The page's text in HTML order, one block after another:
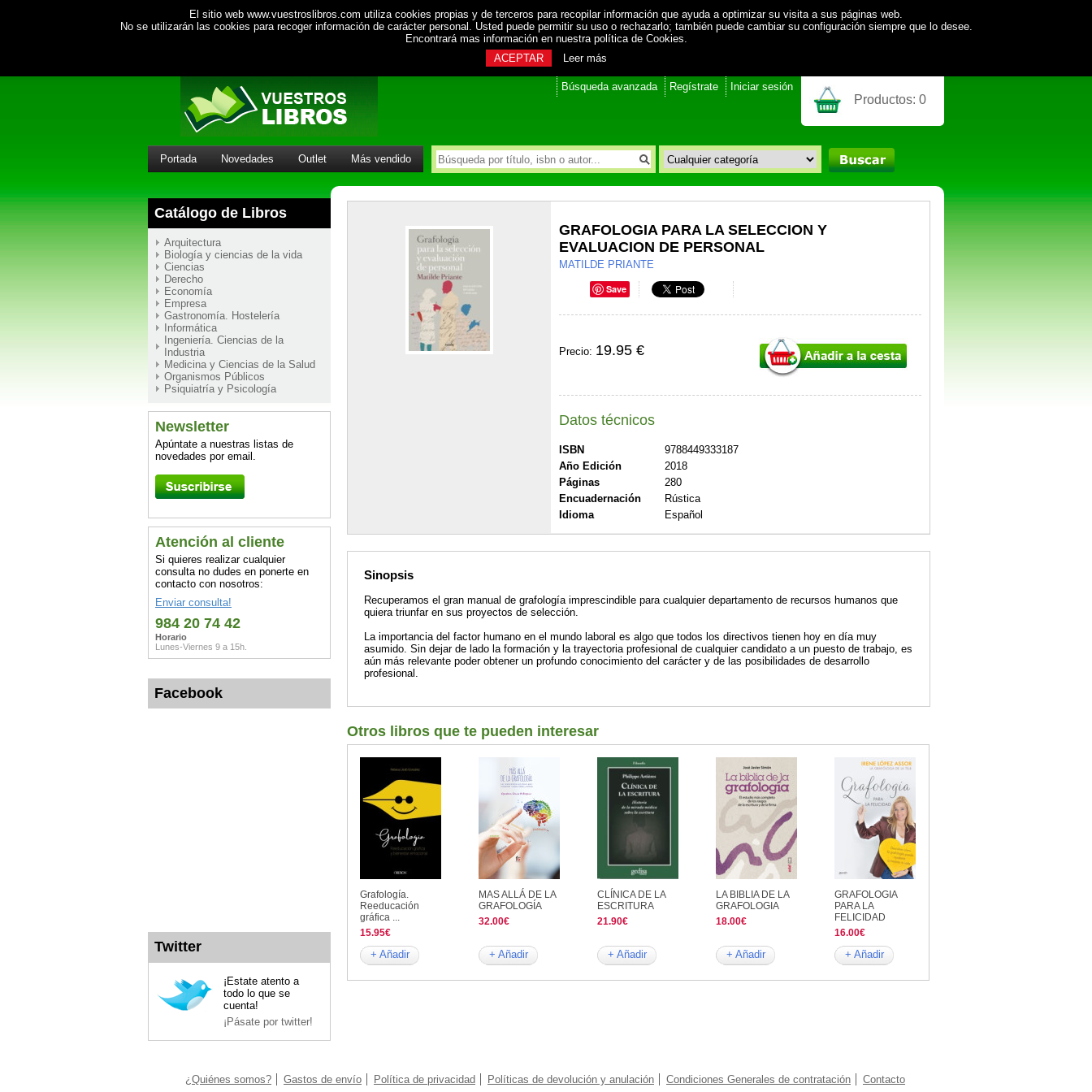
El sitio web www.vuestroslibros.com utiliza cookies propias y de terceros para recopilar información que ayuda a optimizar su visita a sus páginas web.
No se utilizarán las cookies para recoger información de carácter personal. Usted puede permitir su uso o rechazarlo; también puede cambiar su configuración siempre que lo desee.
Encontrará mas información en nuestra política de Cookies.
ACEPTAR
Leer más
Búsqueda avanzada Regístrate Iniciar sesión
Productos: 0
Portada Novedades Outlet Más vendido
Catálogo de Libros
Arquitectura
Biología y ciencias de la vida
Ciencias
Derecho
Economía
Empresa
Gastronomía. Hostelería
Informática
Ingeniería. Ciencias de la
Industria
Medicina y Ciencias de la Salud
Organismos Públicos
Psiquiatría y Psicología
Newsletter
Apúntate a nuestras listas de
novedades por email.
Atención al cliente
Si quieres realizar cualquier
consulta no dudes en ponerte en
contacto con nosotros:
Enviar consulta!
984 20 74 42
Horario
Lunes-Viernes 9 a 15h.
Facebook
Twitter
¡Estate atento a
todo lo que se
cuenta!
¡Pásate por twitter!
GRAFOLOGIA PARA LA SELECCION Y
EVALUACION DE PERSONAL
MATILDE PRIANTE
Save
Precio: 19.95 €
Datos técnicos
ISBN
9788449333187
Año Edición
2018
Páginas
280
Encuadernación
Rústica
Idioma
Español
Sinopsis
Recuperamos el gran manual de grafología imprescindible para cualquier departamento de recursos humanos que
quiera triunfar en sus proyectos de selección.
La importancia del factor humano en el mundo laboral es algo que todos los directivos tienen hoy en día muy
asumido. Sin dejar de lado la formación y la trayectoria profesional de cualquier candidato a un puesto de trabajo, es
aún más relevante poder obtener un profundo conocimiento del carácter y de las posibilidades de desarrollo
profesional.
Otros libros que te pueden interesar
Grafología.
Reeducación
gráfica ...
15.95€
+ Añadir
MAS ALLÁ DE LA
GRAFOLOGÍA
32.00€
+ Añadir
CLÍNICA DE LA
ESCRITURA
21.90€
+ Añadir
LA BIBLIA DE LA
GRAFOLOGIA
18.00€
+ Añadir
GRAFOLOGIA
PARA LA
FELICIDAD
16.00€
+ Añadir
¿Quiénes somos? Gastos de envío Política de privacidad Políticas de devolución y anulación Condiciones Generales de contratación Contacto